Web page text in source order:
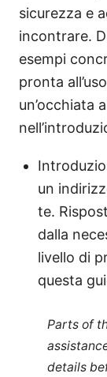
sicurezza e
incontrare.
esempi
pronta
un’occhiata
un
te.
dalla
livello di
questa
Parts of
details